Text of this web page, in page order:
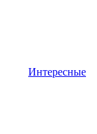
Интересные